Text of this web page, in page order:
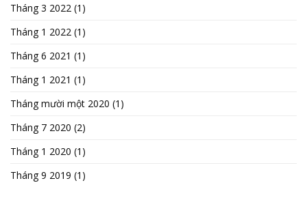
Tháng 3 2022 (1)
Tháng 1 2022 (1)
Tháng 6 2021 (1)
Tháng 1 2021 (1)
Tháng mười một 2020 (1)
Tháng 7 2020 (2)
Tháng 1 2020 (1)
Tháng 9 2019 (1)